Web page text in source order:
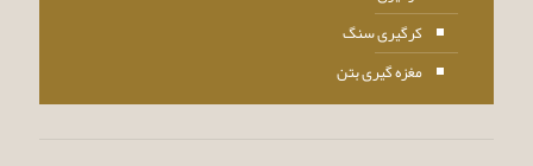
کرگیری سنگ
مغزه گیری بتن